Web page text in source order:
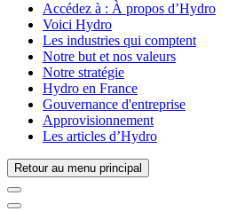
Accédez à : À propos d’Hydro
Voici Hydro
Les industries qui comptent
Notre but et nos valeurs
Notre stratégie
Hydro en France
Gouvernance d'entreprise
Approvisionnement
Les articles d’Hydro
Retour au menu principal